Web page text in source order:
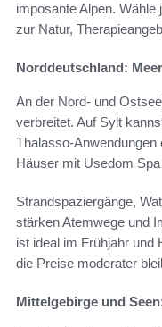
imposante Alpen.
zur Natur,
Norddeutschland:
An der Nord- und
verbreitet. Auf Sylt
Thalasso-Anwendungen
Häuser mit Usedom
Strandspaziergänge,
stärken Atemwege und
ist ideal im Frühjahr und
die Preise moderater
Mittelgebirge und